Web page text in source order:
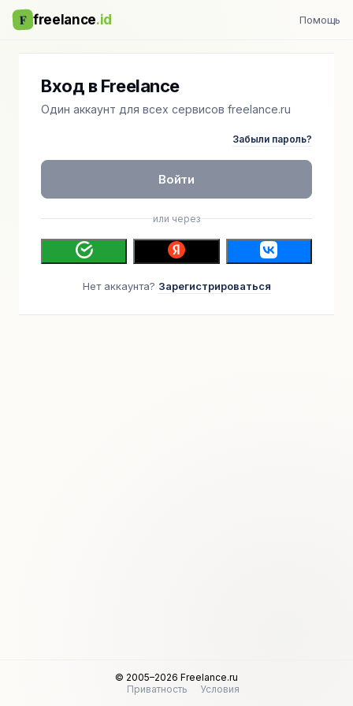
F freelance.id Помощь
Вход в Freelance
Один аккаунт для всех сервисов freelance.ru
Забыли пароль?
Войти
или через
Нет аккаунта? Зарегистрироваться
© 2005–2026 Freelance.ru
Приватность
Условия